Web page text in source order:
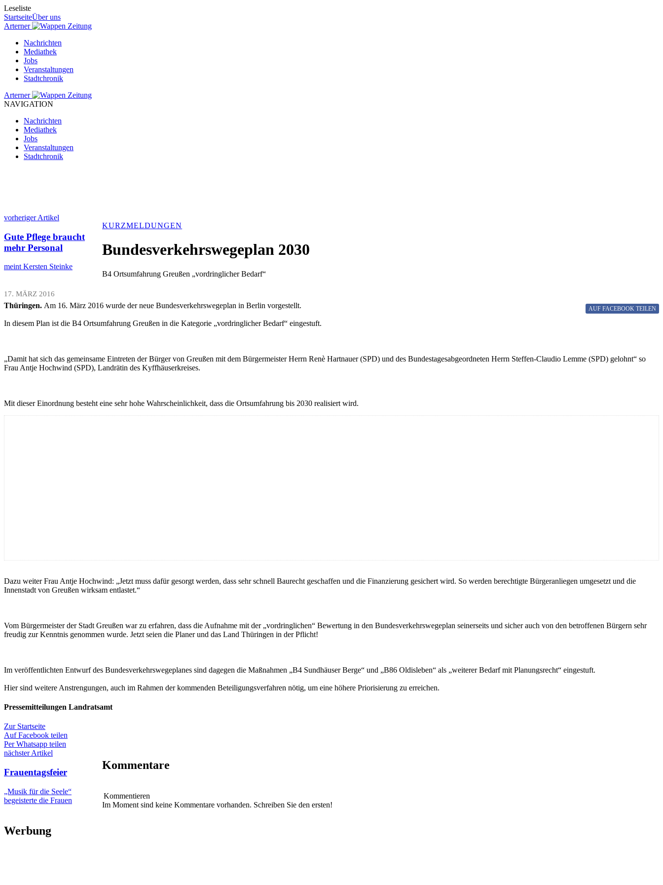
Leseliste
StartseiteÜber uns
Arterner
Zeitung
Nachrichten
Mediathek
Jobs
Veranstaltungen
Stadtchronik
Arterner
Zeitung
NAVIGATION
Nachrichten
Mediathek
Jobs
Veranstaltungen
Stadtchronik
vorheriger Artikel
Gute Pflege braucht
mehr Personal
meint Kersten Steinke
KURZMELDUNGEN
Bundesverkehrswegeplan 2030
B4 Ortsumfahrung Greußen „vordringlicher Bedarf“
17. MÄRZ 2016
AUF FACEBOOK TEILEN
Thüringen. Am 16. März 2016 wurde der neue Bundesverkehrswegeplan in Berlin vorgestellt.
In diesem Plan ist die B4 Ortsumfahrung Greußen in die Kategorie „vordringlicher Bedarf“ eingestuft.
„Damit hat sich das gemeinsame Eintreten der Bürger von Greußen mit dem Bürgermeister Herrn Renè Hartnauer (SPD) und des Bundestagesabgeordneten Herrn Steffen-Claudio Lemme (SPD) gelohnt“ so
Frau Antje Hochwind (SPD), Landrätin des Kyffhäuserkreises.
Mit dieser Einordnung besteht eine sehr hohe Wahrscheinlichkeit, dass die Ortsumfahrung bis 2030 realisiert wird.
Dazu weiter Frau Antje Hochwind: „Jetzt muss dafür gesorgt werden, dass sehr schnell Baurecht geschaffen und die Finanzierung gesichert wird. So werden berechtigte Bürgeranliegen umgesetzt und die
Innenstadt von Greußen wirksam entlastet.“
Vom Bürgermeister der Stadt Greußen war zu erfahren, dass die Aufnahme mit der „vordringlichen“ Bewertung in den Bundesverkehrswegeplan seinerseits und sicher auch von den betroffenen Bürgern sehr
freudig zur Kenntnis genommen wurde. Jetzt seien die Planer und das Land Thüringen in der Pflicht!
Im veröffentlichten Entwurf des Bundesverkehrswegeplanes sind dagegen die Maßnahmen „B4 Sundhäuser Berge“ und „B86 Oldisleben“ als „weiterer Bedarf mit Planungsrecht“ eingestuft.
Hier sind weitere Anstrengungen, auch im Rahmen der kommenden Beteiligungsverfahren nötig, um eine höhere Priorisierung zu erreichen.
Pressemitteilungen Landratsamt
Zur Startseite
Auf Facebook teilen
Per Whatsapp teilen
nächster Artikel
Frauentagsfeier
„Musik für die Seele“
begeisterte die Frauen
Kommentare
Kommentieren
Im Moment sind keine Kommentare vorhanden. Schreiben Sie den ersten!
Werbung